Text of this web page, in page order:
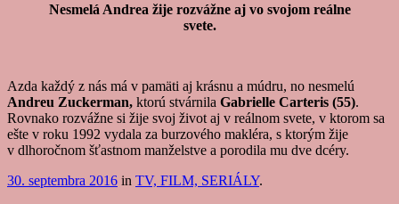
Nesmelá Andrea žije rozvážne aj vo svojom reálne
svete.
Azda každý z nás má v pamäti aj krásnu a múdru, no nesmelú
Andreu Zuckerman, ktorú stvárnila Gabrielle Carteris (55).
Rovnako rozvážne si žije svoj život aj v reálnom svete, v ktorom sa
ešte v roku 1992 vydala za burzového makléra, s ktorým žije
v dlhoročnom šťastnom manželstve a porodila mu dve dcéry.
30. septembra 2016 in TV, FILM, SERIÁLY.